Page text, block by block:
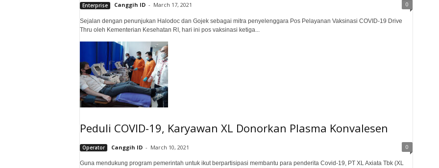
Enterprise Canggih ID - March 17, 2021 0
Sejalan dengan penunjukan Halodoc dan Gojek sebagai mitra penyelenggara Pos Pelayanan Vaksinasi COVID-19 Drive
Thru oleh Kementerian Kesehatan RI, hari ini pos vaksinasi ketiga...
Peduli COVID-19, Karyawan XL Donorkan Plasma Konvalesen
Operator Canggih ID - March 10, 2021 0
Guna mendukung program pemerintah untuk ikut berpartisipasi membantu para penderita Covid-19, PT XL Axiata Tbk (XL